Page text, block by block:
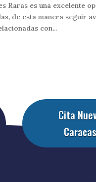
Raras es una excelente
de esta manera seguir
con...
Cita
Caracas